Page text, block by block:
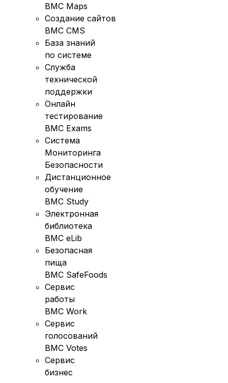
BMC Maps
Создание сайтов
BMC CMS
База знаний
по системе
Служба
технической
поддержки
Онлайн
тестирование
BMC Exams
Система
Мониторинга
Безопасности
Дистанционное
обучение
BMC Study
Электронная
библиотека
BMC eLib
Безопасная
пища
BMC SafeFoods
Сервис
работы
BMC Work
Сервис
голосований
BMC Votes
Сервис
бизнес